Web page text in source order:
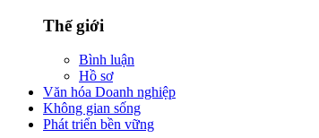
Thế giới
Bình luận
Hồ sơ
Văn hóa Doanh nghiệp
Không gian sống
Phát triển bền vững